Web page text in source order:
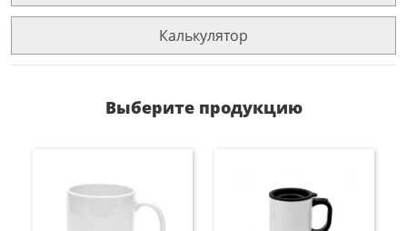
Калькулятор
Выберите продукцию